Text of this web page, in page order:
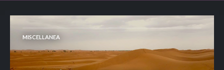
MISCELLANEA